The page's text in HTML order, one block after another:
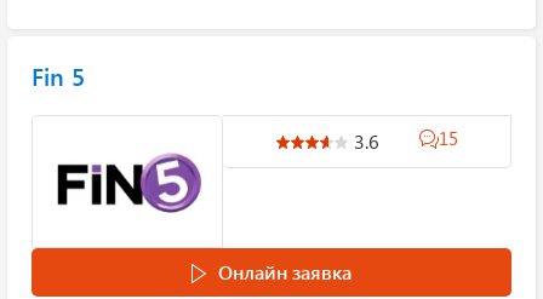
Fin 5
3.6 15
Онлайн заявка